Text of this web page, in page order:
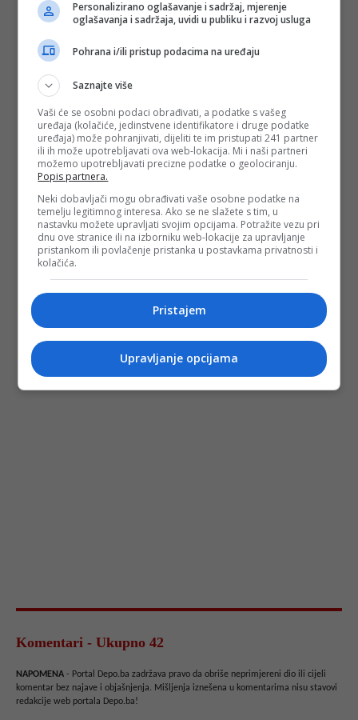
Komentari - Ukupno 42
NAPOMENA - Portal Depo.ba zadržava pravo da obriše neprimjereni dio ili cijeli
komentar bez najave i objašnjenja. Mišljenja iznešena u komentarima nisu stavovi
redakcije web portala Depo.ba!
Personalizirano oglašavanje i sadržaj, mjerenje
oglašavanja i sadržaja, uvidi u publiku i razvoj usluga
Pohrana i/ili pristup podacima na uređaju
Saznajte više
Vaši će se osobni podaci obrađivati, a podatke s vašeg
uređaja (kolačiće, jedinstvene identifikatore i druge podatke
uređaja) može pohranjivati, dijeliti te im pristupati 241 partner
ili ih može upotrebljavati ova web-lokacija. Mi i naši partneri
možemo upotrebljavati precizne podatke o geolociranju.
Popis partnera.
Neki dobavljači mogu obrađivati vaše osobne podatke na
temelju legitimnog interesa. Ako se ne slažete s tim, u
nastavku možete upravljati svojim opcijama. Potražite vezu pri
dnu ove stranice ili na izborniku web-lokacije za upravljanje
pristankom ili povlačenje pristanka u postavkama privatnosti i
kolačića.
Pristajem
Upravljanje opcijama